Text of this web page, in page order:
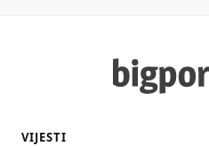
VIJESTI